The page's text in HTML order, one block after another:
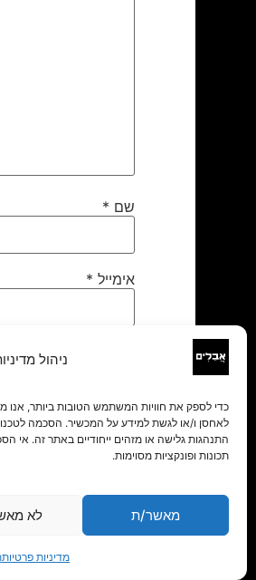
ניהול
לאחסן ו/או לגשת למידע על המכשיר. הסכמה
התנהגות גלישה או מזהים ייחודיים באתר זה. אי
תכונות ופונקציות מסוימות.
מאשר/ת לא
מדיניות פרטיות
שם *
אימייל *